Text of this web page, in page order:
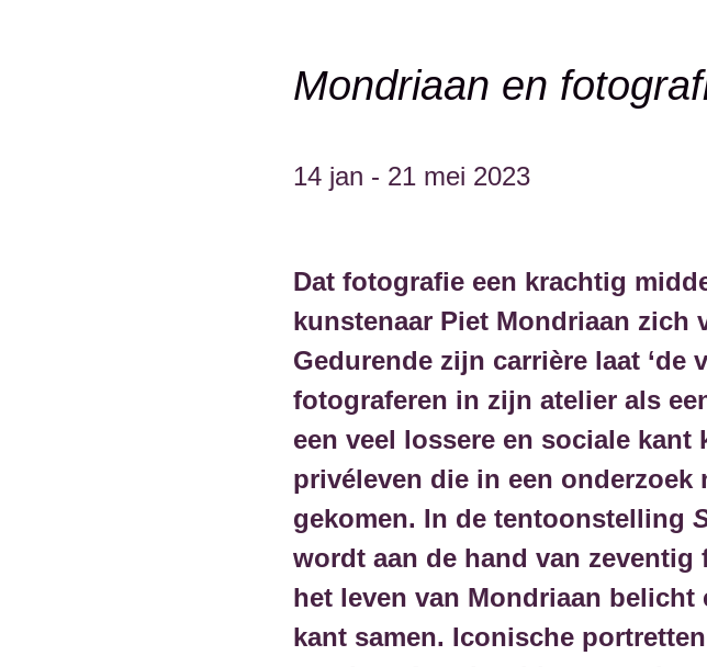
Mondriaan en
14 jan - 21 mei 2023
Dat fotografie een krachtig
kunstenaar Piet Mondriaan zich
Gedurende zijn carrière laat ‘de
fotograferen in zijn atelier als
een veel lossere en sociale
privéleven die in een onderzoek
gekomen. In de tentoonstelling
wordt aan de hand van
het leven van Mondriaan
kant samen. Iconische